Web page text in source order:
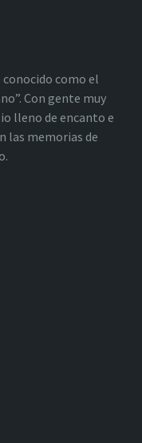
conocido como el
Con gente muy
lleno de encanto e
las memorias de